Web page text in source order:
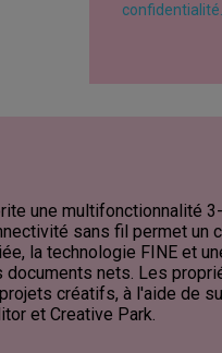
confidentialité.
une multifonctionnalité
sans fil permet
la technologie FINE et
nets. Les
créatifs, à l'aide
et Creative Park.